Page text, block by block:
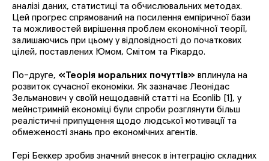
аналізі даних, статистиці та обчислювальних методах.
Цей прогрес спрямований на посилення емпіричної бази
та можливостей вирішення проблем економічної теорії,
залишаючись при цьому у відповідності до початкових
цілей, поставлених Юмом, Смітом та Рікардо.
По-друге, «Теорія моральних почуттів» вплинула на
розвиток сучасної економіки. Як зазначає Леонідас
Зельманович у своїй нещодавній статті на Econlib [1], у
мейнстримній економіці були спроби розглянути більш
реалістичні припущення щодо людської мотивації та
обмеженості знань про економічних агентів.
Гері Беккер зробив значний внесок в інтеграцію складних